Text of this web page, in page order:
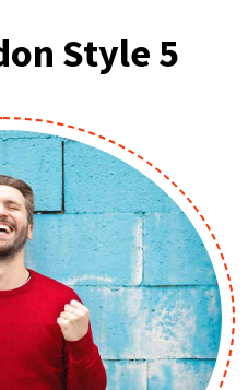
Style 5